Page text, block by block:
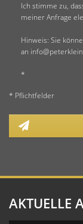
Ich stimme zu,
meiner Anfrage
Hinweis: Sie
an
*
* Pflichtfelder
AKTUELLE